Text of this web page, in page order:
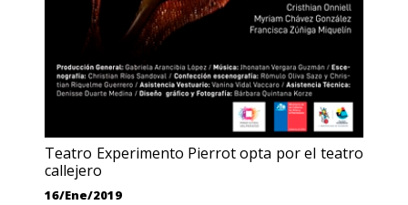
Teatro Experimento Pierrot opta por el teatro
callejero
16/Ene/2019